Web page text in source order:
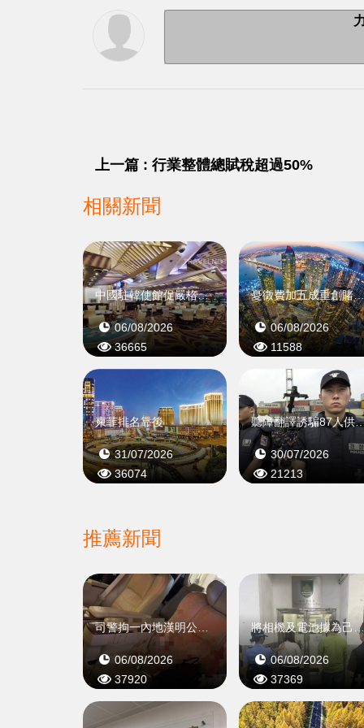
上一篇 : 行業整體總賦稅超過50%
相關新聞
中國駐韓使館促嚴格規範
06/08/2026
36665
憂徵費加五成重創賭
06/08/2026
11588
柬菲排名靠後
31/07/2026
36074
聽障翻譯誘騙87
30/07/2026
21213
推薦新聞
06/08/2026
37920
將相機及電池據為己有再
06/08/2026
37369